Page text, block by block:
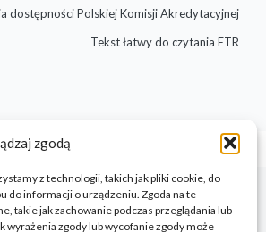
zgodą
z technologii, takich jak pliki cookie, do
do informacji o urządzeniu. Zgoda na te
takie jak zachowanie podczas przeglądania lub
zgody lub wycofanie zgody może
dostępności Polskiej Komisji Akredytacyjnej
Tekst łatwy do czytania ETR